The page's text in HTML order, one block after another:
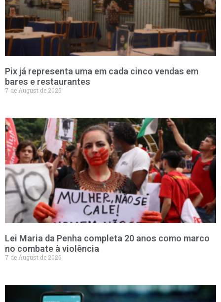
Pix já representa uma em cada cinco vendas em
bares e restaurantes
7 de August de 2026
Lei Maria da Penha completa 20 anos como marco
no combate à violência
7 de August de 2026